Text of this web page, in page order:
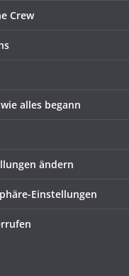
Crew
wie alles begann
ändern
Einstellungen